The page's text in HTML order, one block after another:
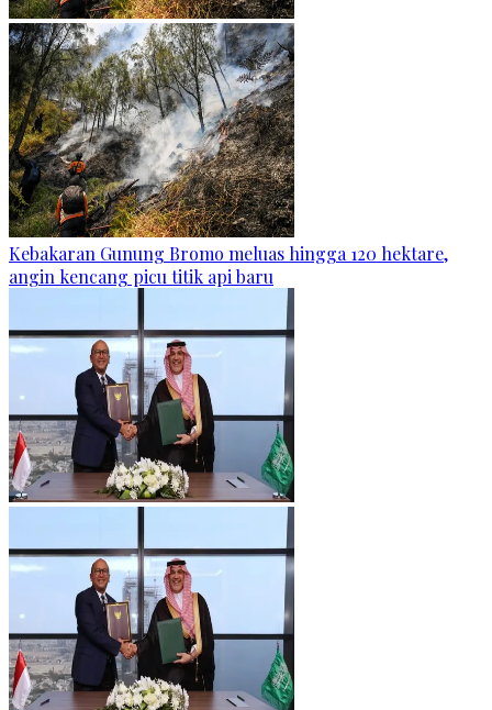
Kebakaran Gunung Bromo meluas hingga 120 hektare,
angin kencang picu titik api baru